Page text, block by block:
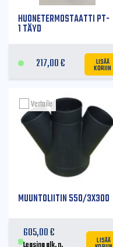
HUONETERMOSTAATTI PT-
1 TÄYD
217,00€ LISÄÄ
KORIIN
MUUNTOLIITIN 550/3X300
605,00€ LISÄÄ
Vertaile